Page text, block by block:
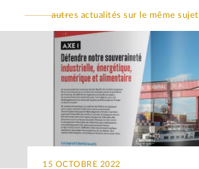
autres actualités sur le même sujet
15 OCTOBRE 2022